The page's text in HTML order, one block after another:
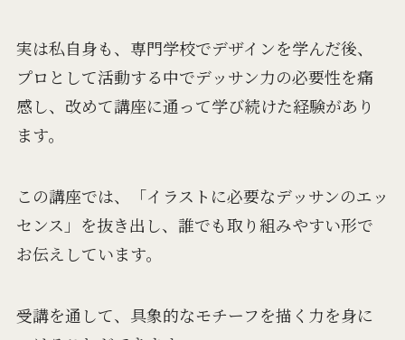
実は私自身も、専門学校でデザインを学んだ後、
プロとして活動する中でデッサン力の必要性を痛
感し、改めて講座に通って学び続けた経験があり
ます。
この講座では、「イラストに必要なデッサンのエッ
センス」を抜き出し、誰でも取り組みやすい形で
お伝えしています。
受講を通して、具象的なモチーフを描く力を身に